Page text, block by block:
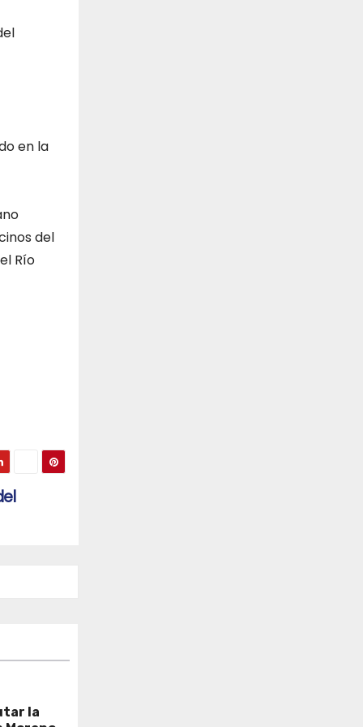
en la
del
Río
la